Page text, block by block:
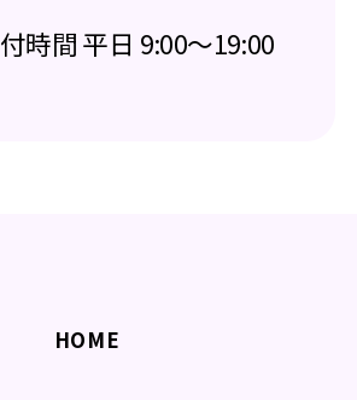
時間 平日 9:00～19:00
HOME